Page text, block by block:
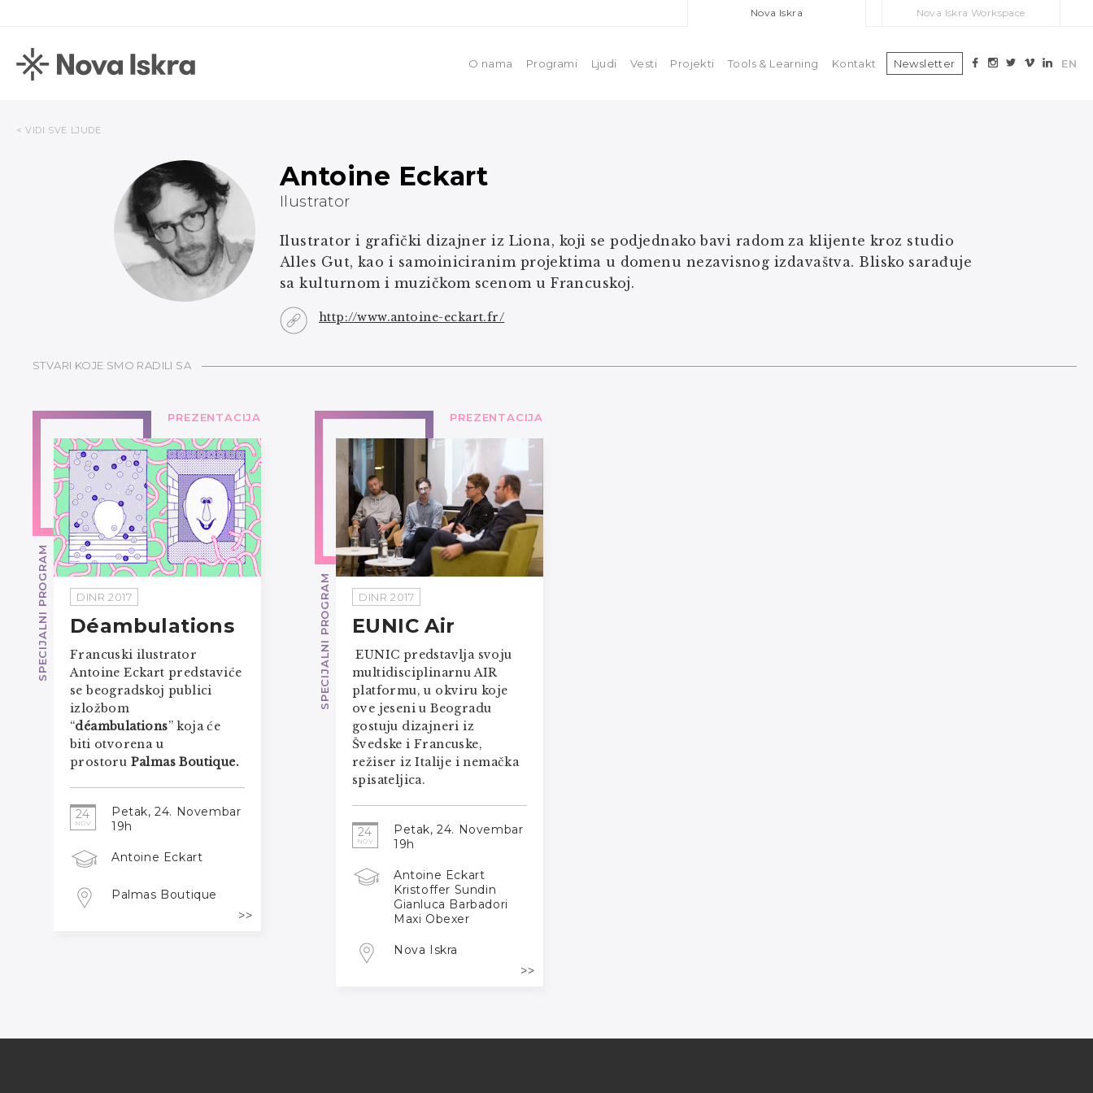
Nova Iskra Nova Iskra Workspace
O nama Programi Ljudi Vesti Projekti Tools & Learning Kontakt Newsletter EN
< VIDI SVE LJUDE
Antoine Eckart
Ilustrator
Ilustrator i grafički dizajner iz Liona, koji se podjednako bavi radom za klijente kroz studio
Alles Gut, kao i samoiniciranim projektima u domenu nezavisnog izdavaštva. Blisko sarađuje
sa kulturnom i muzičkom scenom u Francuskoj.
http://www.antoine-eckart.fr/
STVARI KOJE SMO RADILI SA
PREZENTACIJA
SPECIJALNI PROGRAM DINR 2017
Déambulations
Francuski ilustrator
Antoine Eckart predstaviće
se beogradskoj publici
izložbom
“déambulations” koja će
biti otvorena u
prostoru Palmas Boutique.
24
NOV
Petak, 24. Novembar
19h
Antoine Eckart
Palmas Boutique
PREZENTACIJA
SPECIJALNI PROGRAM DINR 2017
EUNIC Air
EUNIC predstavlja svoju
multidisciplinarnu AIR
platformu, u okviru koje
ove jeseni u Beogradu
gostuju dizajneri iz
Švedske i Francuske,
režiser iz Italije i nemačka
spisateljica.
24
NOV
Petak, 24. Novembar
19h
Antoine Eckart
Kristoffer Sundin
Gianluca Barbadori
Maxi Obexer
Nova Iskra